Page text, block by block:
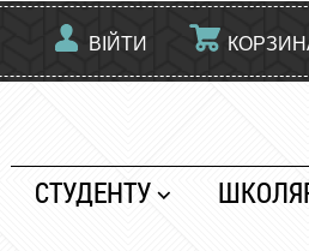
ВІЙТИ
СТУДЕНТУ